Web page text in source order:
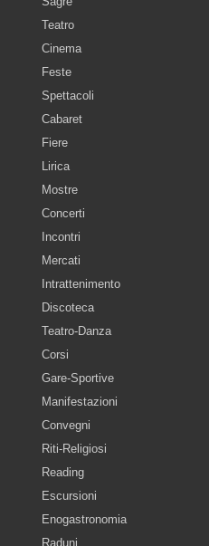
Teatro
Cinema
Feste
Spettacoli
Cabaret
Fiere
Lirica
Mostre
Concerti
Incontri
Mercati
Intrattenimento
Discoteca
Teatro-Danza
Corsi
Gare-Sportive
Manifestazioni
Convegni
Riti-Religiosi
Reading
Escursioni
Enogastronomia
Raduni